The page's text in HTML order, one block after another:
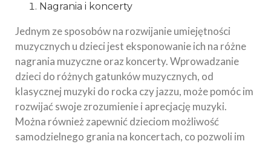
Nagrania i koncerty
Jednym ze sposobów na rozwijanie umiejętności
muzycznych u dzieci jest eksponowanie ich na różne
nagrania muzyczne oraz koncerty. Wprowadzanie
dzieci do różnych gatunków muzycznych, od
klasycznej muzyki do rocka czy jazzu, może pomóc im
rozwijać swoje zrozumienie i aprecjację muzyki.
Można również zapewnić dzieciom możliwość
samodzielnego grania na koncertach, co pozwoli im